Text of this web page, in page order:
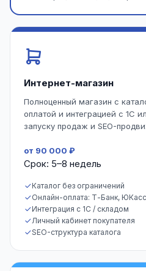
Интернет-магазин
Полноценный магазин с
оплатой и интеграцией с 1С
запуску продаж и SEO-
от 90 000 ₽
Срок: 5–8 недель
Каталог без ограничений
Онлайн-оплата: Т-Банк,
Интеграция с 1С / складом
Личный кабинет покупателя
SEO-структура каталога